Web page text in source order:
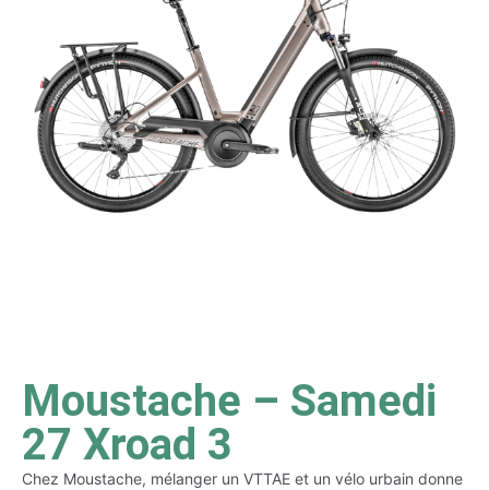
Moustache – Samedi
27 Xroad 3
Chez Moustache, mélanger un VTTAE et un vélo urbain donne